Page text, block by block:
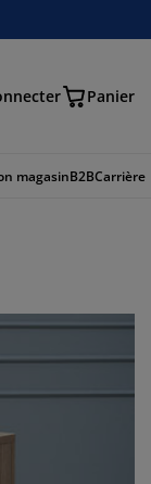
Panier
magasinB2BCarrière